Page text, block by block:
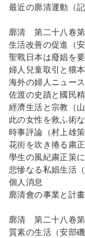
最近の廓清運動（記
廓清 第二十八卷
生活改善の促進（安
聖戰日本は廢娼を
婦人兒童取引と猥
海外の婦人ニュース
佐渡の史蹟と國民
經濟生活と宗教（山
此の女性を救ふ術
時事評論（村上雄策
花街を吹き捲る粛
學生の風紀粛正策
悲慘なる私娼生活（
個人消息
廓清會の事業と計
廓清 第二十八卷
質素の生活（安部磯